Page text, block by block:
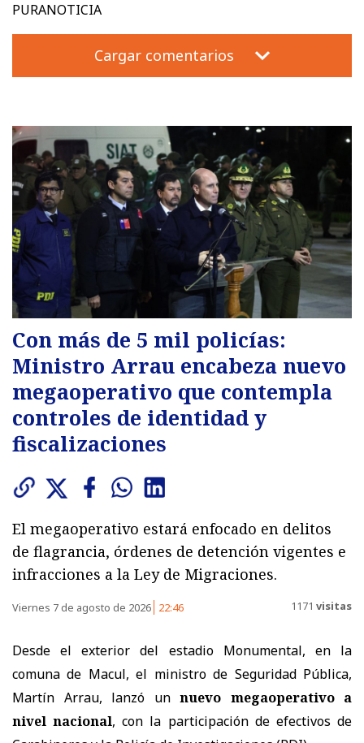
PURANOTICIA
Cargar comentarios
Con más de 5 mil policías:
Ministro Arrau encabeza nuevo
megaoperativo que contempla
controles de identidad y
fiscalizaciones
El megaoperativo estará enfocado en delitos
de flagrancia, órdenes de detención vigentes e
infracciones a la Ley de Migraciones.
Viernes 7 de agosto de 2026 22:46 1171 visitas
Desde el exterior del estadio Monumental, en la
comuna de Macul, el ministro de Seguridad Pública,
Martín Arrau, lanzó un nuevo megaoperativo a
nivel nacional, con la participación de efectivos de